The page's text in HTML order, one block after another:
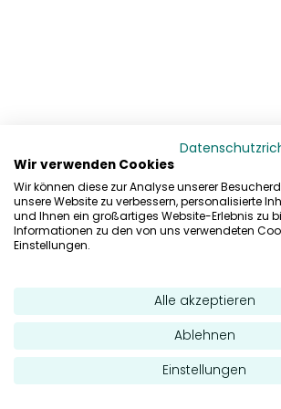
Wir verwenden Cookies
Wir können diese zur Analyse unserer
unsere Website zu verbessern, personalisierte
und Ihnen ein großartiges Website-Erlebnis zu
Informationen zu den von uns verwendeten
Einstellungen.
Alle akzeptieren
Ablehnen
Einstellungen